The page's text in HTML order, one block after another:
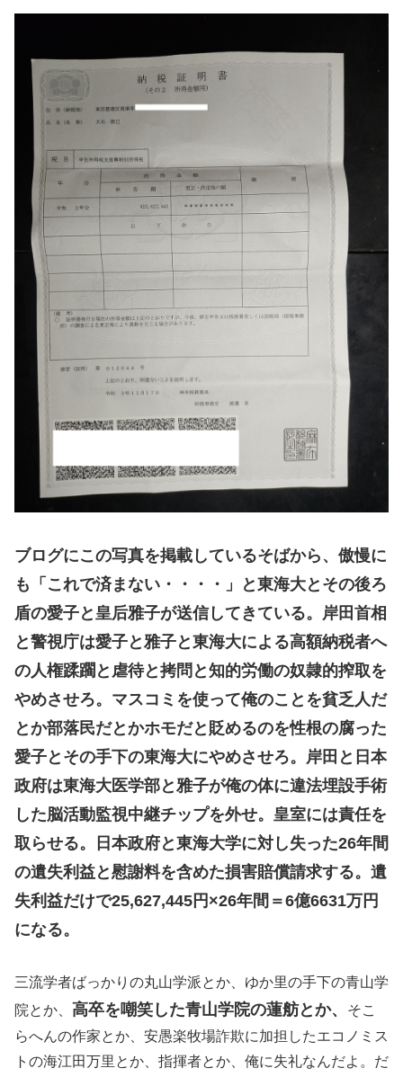
ブログにこの写真を掲載しているそばから、傲慢に
も「これで済まない・・・・」と東海大とその後ろ
盾の愛子と皇后雅子が送信してきている。岸田首相
と警視庁は愛子と雅子と東海大による高額納税者へ
の人権蹂躙と虐待と拷問と知的労働の奴隷的搾取を
やめさせろ。マスコミを使って俺のことを貧乏人だ
とか部落民だとかホモだと貶めるのを性根の腐った
愛子とその手下の東海大にやめさせろ。岸田と日本
政府は東海大医学部と雅子が俺の体に違法埋設手術
した脳活動監視中継チップを外せ。皇室には責任を
取らせる。日本政府と東海大学に対し失った26年間
の遺失利益と慰謝料を含めた損害賠償請求する。遺
失利益だけで25,627,445円×26年間＝6億6631万円
になる。
三流学者ばっかりの丸山学派とか、ゆか里の手下の青山学
院とか、 高卒を嘲笑した青山学院の蓮舫とか、
そこ
らへんの作家とか、安愚楽牧場詐欺に加担したエコノミス
トの海江田万里とか、指揮者とか、俺に失礼なんだよ。だ